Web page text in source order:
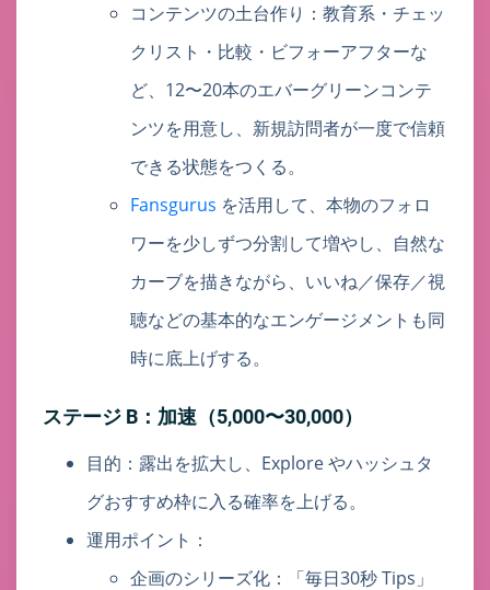
コンテンツの土台作り：教育系・チェッ
クリスト・比較・ビフォーアフターな
ど、12〜20本のエバーグリーンコンテ
ンツを用意し、新規訪問者が一度で信頼
できる状態をつくる。
Fansgurus を活用して、本物のフォロ
ワーを少しずつ分割して増やし、自然な
カーブを描きながら、いいね／保存／視
聴などの基本的なエンゲージメントも同
時に底上げする。
ステージ B：加速（5,000〜30,000）
目的：露出を拡大し、Explore やハッシュタ
グおすすめ枠に入る確率を上げる。
運用ポイント：
企画のシリーズ化：「毎日30秒 Tips」